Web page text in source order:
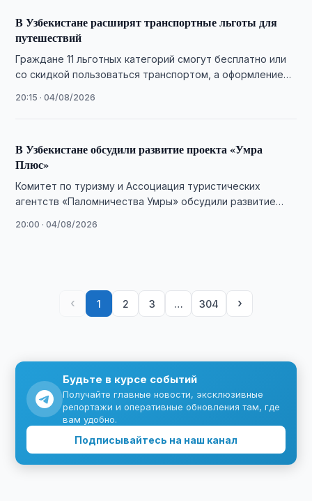
В Узбекистане расширят транспортные льготы для
путешествий
Граждане 11 льготных категорий смогут бесплатно или
со скидкой пользоваться транспортом, а оформление
20:15 · 04/08/2026
В Узбекистане обсудили развитие проекта «Умра
Плюс»
Комитет по туризму и Ассоциация туристических
агентств «Паломничества Умры» обсудили развитие
20:00 · 04/08/2026
‹ 1 2 3 … 304 ›
Будьте в курсе событий
Получайте главные новости, эксклюзивные
репортажи и оперативные обновления там, где
вам удобно.
Подписывайтесь на наш канал